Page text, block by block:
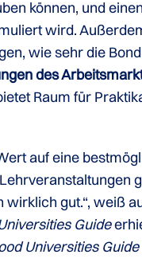
können, und
wird.
wie sehr die
des
Raum für
auf eine
wirklich gut.“, weiß
Guide
Universities Guide